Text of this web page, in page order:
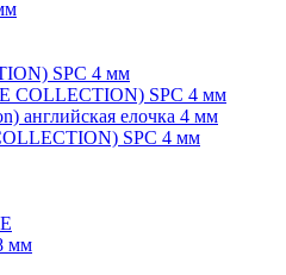
SPC 4 мм
COLLECTION) SPC 4 мм
английская елочка 4 мм
SPC 4 мм
мм